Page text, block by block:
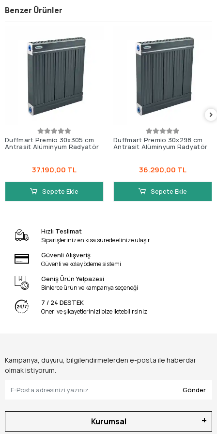
Benzer Ürünler
Duffmart Premio 30x305 cm
Antrasit Alüminyum Radyatör
37.190,00 TL
Sepete Ekle
Duffmart Premio 30x298 cm
Antrasit Alüminyum Radyatör
36.290,00 TL
Sepete Ekle
Hızlı Teslimat
Siparişleriniz en kısa sürede elinize ulaşır.
Güvenli Alışveriş
Güvenli ve kolay ödeme sistemi
Geniş Ürün Yelpazesi
Binlerce ürün ve kampanya seçeneği
7 / 24 DESTEK
Öneri ve şikayetlerinizi bize iletebilirsiniz.
Kampanya, duyuru, bilgilendirmelerden e-posta ile haberdar
olmak istiyorum.
Gönder
Kurumsal